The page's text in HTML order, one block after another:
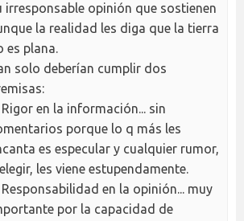
irresponsable opinión que sostienen
la realidad les diga que la tierra
es plana.
solo deberían cumplir dos
Rigor en la información... sin
porque lo q más les
es especular y cualquier rumor,
les viene estupendamente.
Responsabilidad en la opinión... muy
por la capacidad de